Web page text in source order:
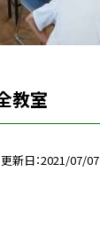
教室
更新日 2021/07/07